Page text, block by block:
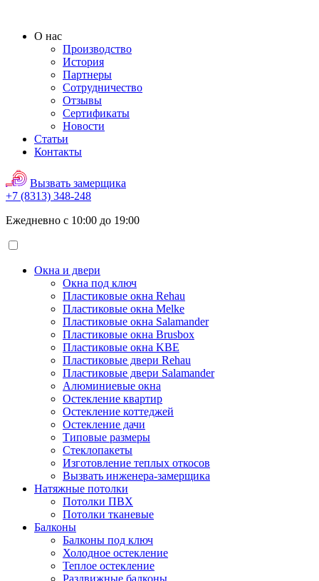
О нас
Производство
История
Партнеры
Сотрудничество
Отзывы
Сертификаты
Новости
Статьи
Контакты
Вызвать замерщика
+7 (8313) 348-248
Ежедневно с 10:00 до 19:00
Окна и двери
Окна под ключ
Пластиковые окна Rehau
Пластиковые окна Melke
Пластиковые окна Salamander
Пластиковые окна Brusbox
Пластиковые окна KBE
Пластиковые двери Rehau
Пластиковые двери Salamander
Алюминиевые окна
Остекление квартир
Остекление коттеджей
Остекление дачи
Типовые размеры
Стеклопакеты
Изготовление теплых откосов
Вызвать инженера-замерщика
Натяжные потолки
Потолки ПВХ
Потолки тканевые
Балконы
Балконы под ключ
Холодное остекление
Теплое остекление
Раздвижные балконы